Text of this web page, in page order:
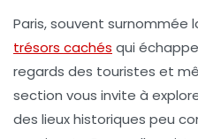
Paris, souvent surnommée
trésors cachés qui
regards des touristes et
section vous invite à
des lieux historiques peu